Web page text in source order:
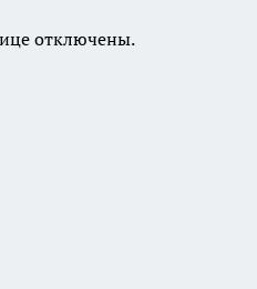
отключены.